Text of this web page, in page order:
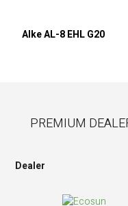
Alke AL-8 EHL G20
PREMIUM
Dealer